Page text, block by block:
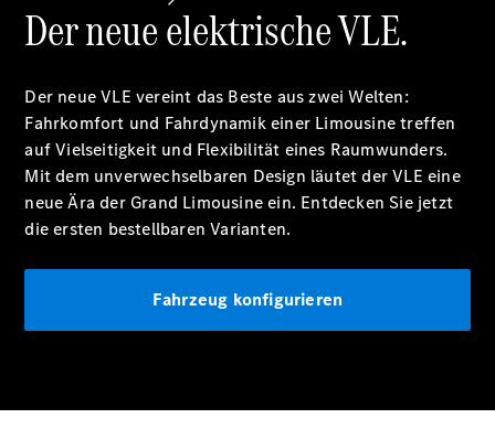
Startseite
Ansprechpartner
finden
Beratung
Servicetermin
vereinbaren
Südbaden Tel:
Der neue elektrische VLE.
Der neue VLE vereint das Beste aus zwei Welten:
Fahrkomfort und Fahrdynamik einer Limousine treffen
auf Vielseitigkeit und Flexibilität eines Raumwunders.
Mit dem unverwechselbaren Design läutet der VLE eine
neue Ära der Grand Limousine ein. Entdecken Sie jetzt
die ersten bestellbaren Varianten.
Fahrzeug konfigurieren